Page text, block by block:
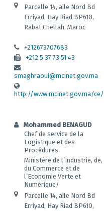
Parcelle 14, aile Nord Bd
Erriyad, Hay Riad BP610,
Rabat Chellah, Maroc
+212673707683
+212 5 37 73 51 43
smaghraoui@mcinet.gov.ma
http://www.mcinet.gov.ma/ce/
Mohammed BENAGUD
Chef de service de la
Logistique et des
Procédures
Ministère de l’Industrie, de,
du Commerce et de
l’Economie Verte et
Numérique/
Parcelle 14, aile Nord Bd
Erriyad, Hay Riad BP610,